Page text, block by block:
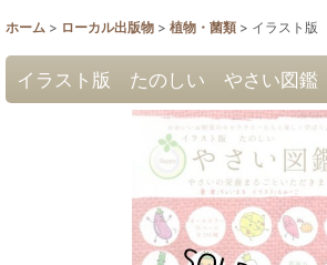
ホーム > ローカル出版物 > 植物・菌類 > イラスト
イラスト版 たのしい やさい図鑑